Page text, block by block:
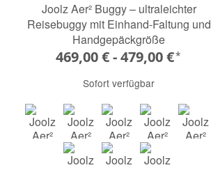
Joolz Aer² Buggy – ultraleichter
Reisebuggy mit Einhand-Faltung und
Handgepäckgröße
469,00 € -479,00 €*
Sofort verfügbar
hazel browndark navy blue
sandy taupe